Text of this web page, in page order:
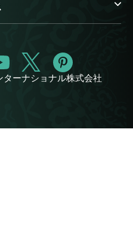
ーナショナル株式会社